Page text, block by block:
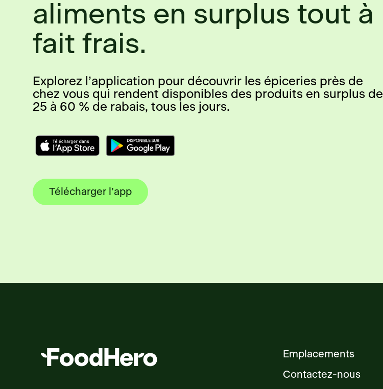
aliments en surplus tout à
fait frais.
Explorez l’application pour découvrir les épiceries près de
chez vous qui rendent disponibles des produits en surplus de
25 à 60 % de rabais, tous les jours.
Télécharger l’app
Emplacements
Contactez-nous